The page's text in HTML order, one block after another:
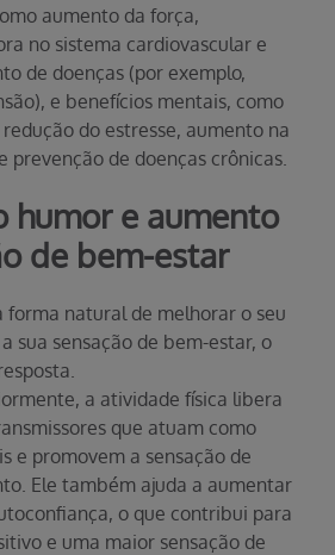
aumento da força,
no sistema cardiovascular e
de doenças (por exemplo,
e benefícios mentais, como
do estresse, aumento na
prevenção de doenças crônicas.
humor e aumento
de bem-estar
forma natural de melhorar o seu
sua sensação de bem-estar, o
a atividade física libera
que atuam como
e promovem a sensação de
Ele também ajuda a aumentar
o que contribui para
e uma maior sensação de